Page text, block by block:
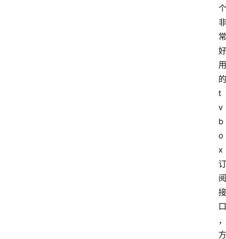
个
非
常
好
用
的
t
v
b
o
x
订
阅
接
口
，
方